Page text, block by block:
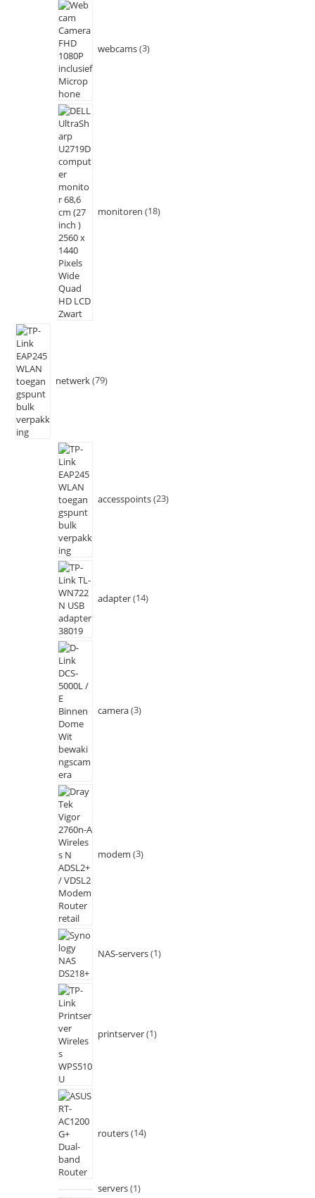
webcams 3
monitoren 18
netwerk 79
accesspoints 23
adapter 14
camera 3
modem 3
NAS-servers 1
printserver 1
routers 14
servers 1